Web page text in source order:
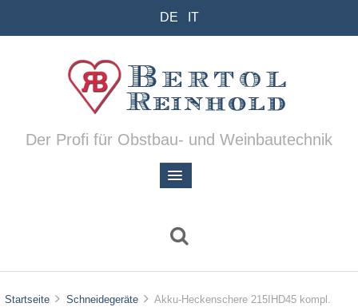
DE IT
Der Profi für Obstbau- und Weinbautechnik
Startseite Schneidegeräte Akku-Heckenschere 215IHD45 kompl.